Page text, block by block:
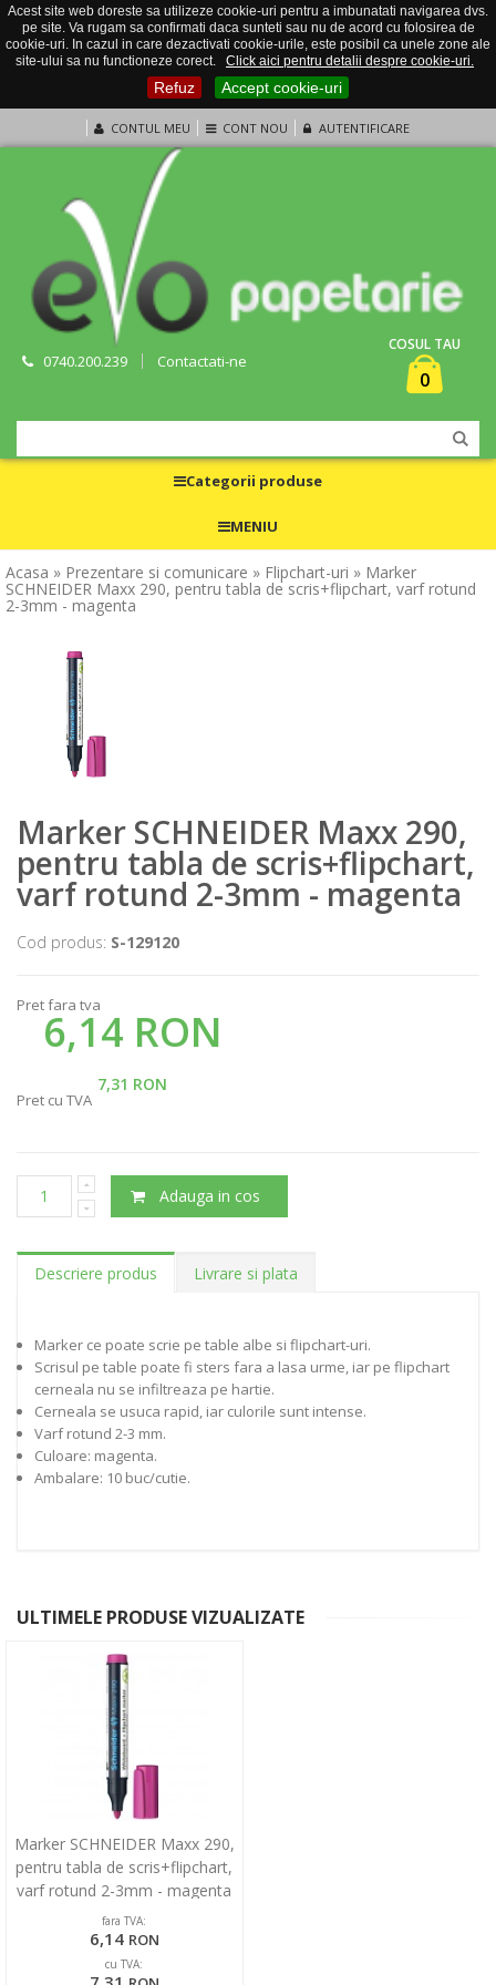
Acest site web doreste sa utilizeze cookie-uri pentru a imbunatati navigarea dvs.
pe site. Va rugam sa confirmati daca sunteti sau nu de acord cu folosirea de
cookie-uri. In cazul in care dezactivati cookie-urile, este posibil ca unele zone ale
site-ului sa nu functioneze corect.
Click aici pentru detalii despre cookie-uri.
Refuz Accept cookie-uri
CONTUL MEU CONT NOU AUTENTIFICARE
0740.200.239 Contactati-ne
COSUL TAU
0
Categorii produse
MENIU
Acasa » Prezentare si comunicare » Flipchart-uri » Marker
SCHNEIDER Maxx 290, pentru tabla de scris+flipchart, varf rotund
2-3mm - magenta
Marker SCHNEIDER Maxx 290,
pentru tabla de scris+flipchart,
varf rotund 2-3mm - magenta
Cod produs: S-129120
Pret fara tva
6,14 RON
7,31 RON
Pret cu TVA
Adauga in cos
Descriere produs Livrare si plata
Marker ce poate scrie pe table albe si flipchart-uri.
Scrisul pe table poate fi sters fara a lasa urme, iar pe flipchart
cerneala nu se infiltreaza pe hartie.
Cerneala se usuca rapid, iar culorile sunt intense.
Varf rotund 2-3 mm.
Culoare: magenta.
Ambalare: 10 buc/cutie.
ULTIMELE PRODUSE VIZUALIZATE
Marker SCHNEIDER Maxx 290,
pentru tabla de scris+flipchart,
varf rotund 2-3mm - magenta
fara TVA:
6,14 RON
cu TVA: